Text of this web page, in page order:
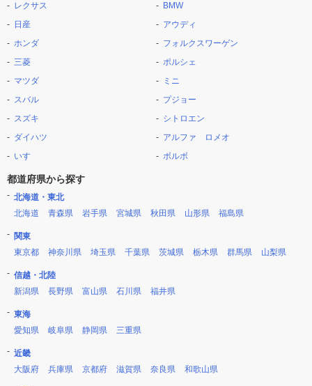
レクサス
日産
ホンダ
三菱
マツダ
スバル
スズキ
ダイハツ
いすゞ
BMW
アウディ
フォルクスワーゲン
ポルシェ
ミニ
プジョー
シトロエン
アルファ ロメオ
ボルボ
都道府県から探す
北海道・東北
北海道
青森県 岩手県 宮城県 秋田県 山形県 福島県
関東
東京都
神奈川県 埼玉県 千葉県 茨城県 栃木県 群馬県 山梨県
信越・北陸
新潟県
長野県 富山県 石川県 福井県
東海
愛知県
岐阜県 静岡県 三重県
近畿
大阪府
兵庫県 京都府 滋賀県 奈良県 和歌山県